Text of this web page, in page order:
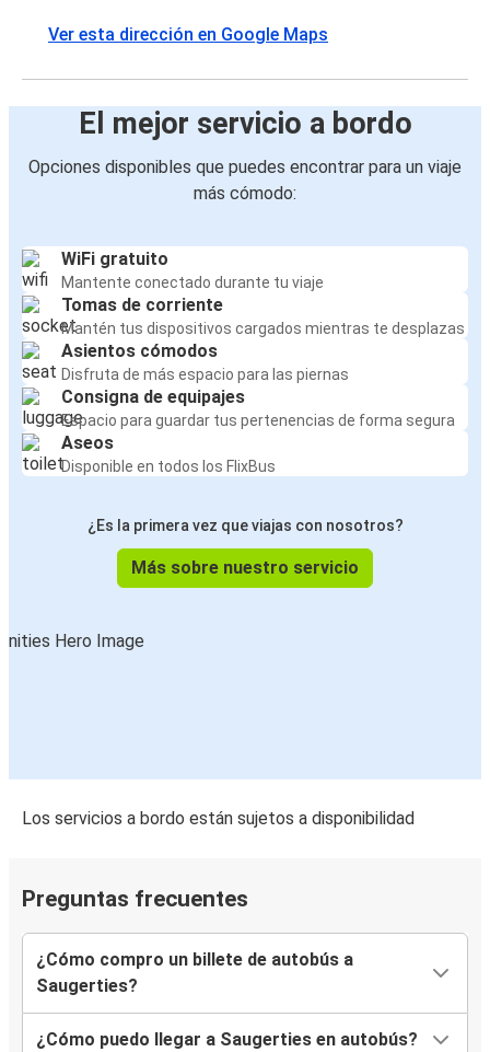
Ver esta dirección en Google Maps
El mejor servicio a bordo
Opciones disponibles que puedes encontrar para un viaje
más cómodo:
WiFi gratuito
Mantente conectado durante tu viaje
Tomas de corriente
Mantén tus dispositivos cargados mientras te desplazas
Asientos cómodos
Disfruta de más espacio para las piernas
Consigna de equipajes
Espacio para guardar tus pertenencias de forma segura
Aseos
Disponible en todos los FlixBus
¿Es la primera vez que viajas con nosotros?
Más sobre nuestro servicio
Los servicios a bordo están sujetos a disponibilidad
Preguntas frecuentes
¿Cómo compro un billete de autobús a
Saugerties?
¿Cómo puedo llegar a Saugerties en autobús?